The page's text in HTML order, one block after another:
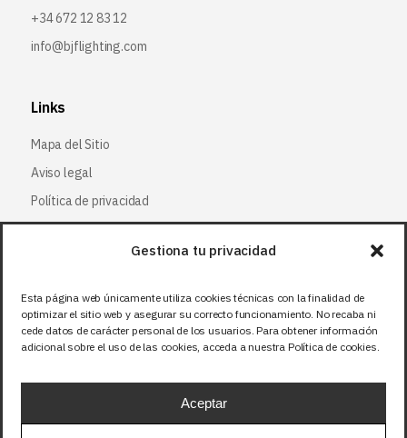
Gestiona tu privacidad
Esta página web únicamente utiliza cookies técnicas con la finalidad de
optimizar el sitio web y asegurar su correcto funcionamiento. No recaba ni
cede datos de carácter personal de los usuarios. Para obtener información
adicional sobre el uso de las cookies, acceda a nuestra Política de cookies.
Aceptar
+34 672 12 83 12
info@bjflighting.com
Links
Mapa del Sitio
Aviso legal
Política de privacidad
Política de cookies
Síguenos
Facebook
X (Twitter)
Instagram